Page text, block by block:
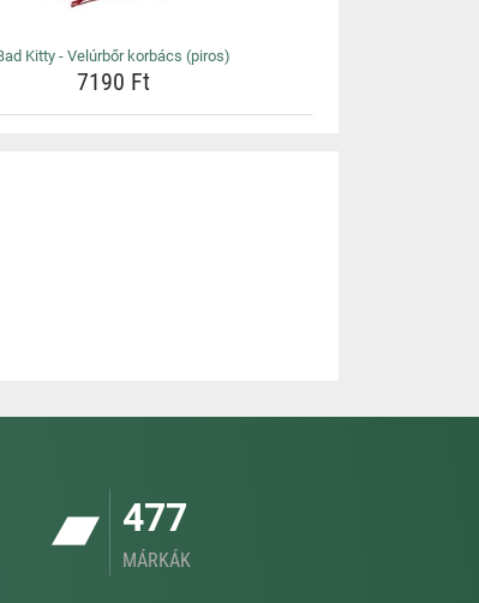
Kitty - Velúrbőr korbács (piros)
7190 Ft
477
MÁRKÁK